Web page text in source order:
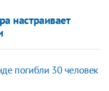
настраивает
погибли 30 человек